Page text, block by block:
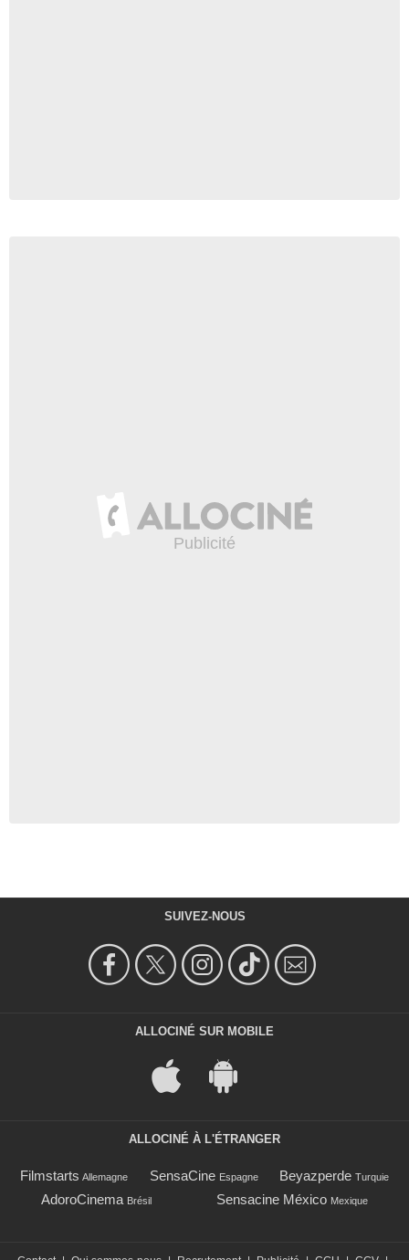
SUIVEZ-NOUS
ALLOCINÉ SUR MOBILE
ALLOCINÉ À L'ÉTRANGER
Filmstarts Allemagne SensaCine Espagne Beyazperde Turquie
AdoroCinema Brésil Sensacine México Mexique